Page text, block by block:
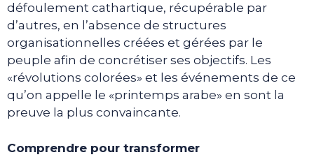
défoulement cathartique, récupérable par
d’autres, en l’absence de structures
organisationnelles créées et gérées par le
peuple afin de concrétiser ses objectifs. Les
«révolutions colorées» et les événements de ce
qu’on appelle le «printemps arabe» en sont la
preuve la plus convaincante.
Comprendre pour transformer